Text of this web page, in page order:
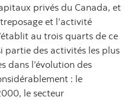
privés du Canada, et
et l’activité
au trois quarts de ce
partie des activités les plus
dans l’évolution des
: le
le secteur